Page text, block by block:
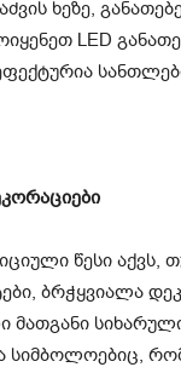
ხეზე,
LED
წესი
ბრჭყვიალა
სიმბოლოებიც,